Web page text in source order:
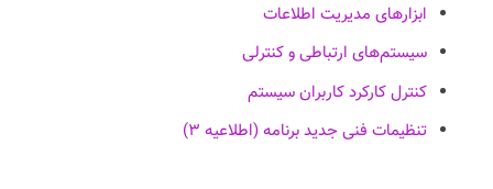
ابزارهای مدیریت اطلاعات
سیستم‌های ارتباطی و کنترلی
کنترل کارکرد کاربران سیستم
تنظیمات فنی جدید برنامه (اطلاعیه ۳)